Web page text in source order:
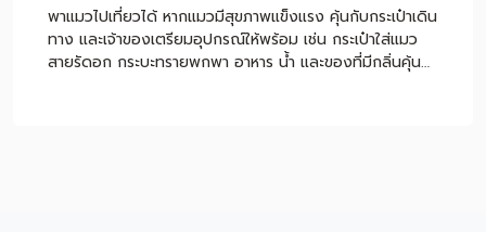
พาแมวไปเที่ยวได้ หากแมวมีสุขภาพแข็งแรง คุ้นกับกระเป๋าเดิน
ทาง และเจ้าของเตรียมอุปกรณ์ให้พร้อม เช่น กระเป๋าใส่แมว
สายรัดอก กระบะทรายพกพา อาหาร น้ำ และของที่มีกลิ่นคุ้น